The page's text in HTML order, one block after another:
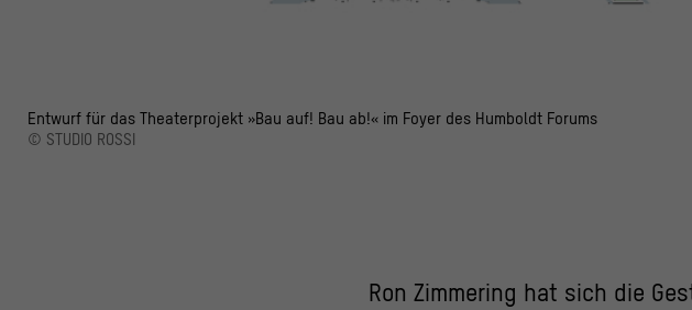
Entwurf für das Theaterprojekt »Bau auf! Bau ab!« im Foyer des Humboldt Forums
© STUDIO ROSSI
Ron Zimmering hat sich die